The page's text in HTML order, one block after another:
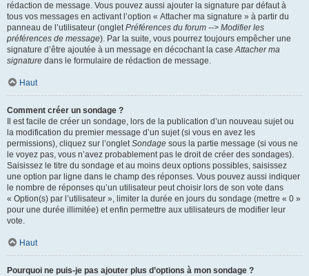
rédaction de message. Vous pouvez aussi ajouter la signature par défaut à
tous vos messages en activant l’option « Attacher ma signature » à partir du
panneau de l’utilisateur (ongletPréférences du forum --> Modifier les
préférences de message). Par la suite, vous pourrez toujours empêcher une
signature d’être ajoutée à un message en décochant la caseAttacher ma
signature dans le formulaire de rédaction de message.
Haut
Comment créer un sondage ?
Il est facile de créer un sondage, lors de la publication d’un nouveau sujet ou
la modification du premier message d’un sujet (si vous en avez les
permissions), cliquez sur l’ongletSondage sous la partie message (si vous ne
le voyez pas, vous n’avez probablement pas le droit de créer des sondages).
Saisissez le titre du sondage et au moins deux options possibles, saisissez
une option par ligne dans le champ des réponses. Vous pouvez aussi indiquer
le nombre de réponses qu’un utilisateur peut choisir lors de son vote dans
« Option(s) par l’utilisateur », limiter la durée en jours du sondage (mettre « 0 »
pour une durée illimitée) et enfin permettre aux utilisateurs de modifier leur
vote.
Haut
Pourquoi ne puis-je pas ajouter plus d’options à mon sondage ?